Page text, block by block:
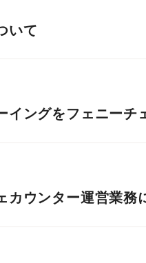
いて
ングをフェニーチ
カウンター運営業